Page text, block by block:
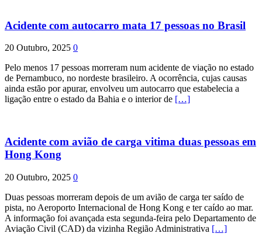
Acidente com autocarro mata 17 pessoas no Brasil
20 Outubro, 2025 0
Pelo menos 17 pessoas morreram num acidente de viação no estado
de Pernambuco, no nordeste brasileiro. A ocorrência, cujas causas
ainda estão por apurar, envolveu um autocarro que estabelecia a
ligação entre o estado da Bahia e o interior de […]
Acidente com avião de carga vitima duas pessoas em
Hong Kong
20 Outubro, 2025 0
Duas pessoas morreram depois de um avião de carga ter saído de
pista, no Aeroporto Internacional de Hong Kong e ter caído ao mar.
A informação foi avançada esta segunda-feira pelo Departamento de
Aviação Civil (CAD) da vizinha Região Administrativa […]